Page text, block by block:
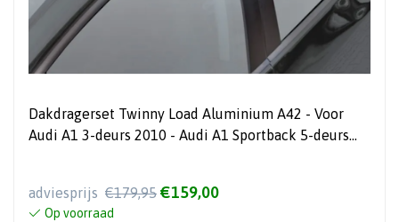
Dakdragerset Twinny Load Aluminium A42 - Voor
Audi A1 3-deurs 2010 - Audi A1 Sportback 5-deurs
adviesprijs €179,95 €159,00
Op voorraad